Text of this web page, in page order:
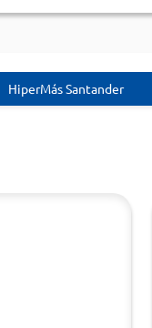
HiperMás Santander